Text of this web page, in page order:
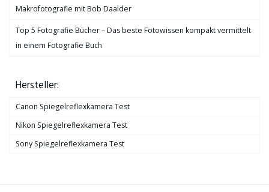
Makrofotografie mit Bob Daalder
Top 5 Fotografie Bücher – Das beste Fotowissen kompakt vermittelt
in einem Fotografie Buch
Hersteller:
Canon Spiegelreflexkamera Test
Nikon Spiegelreflexkamera Test
Sony Spiegelreflexkamera Test